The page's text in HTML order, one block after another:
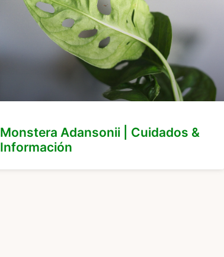
Monstera Adansonii | Cuidados &
Información